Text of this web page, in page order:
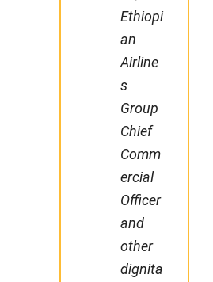
Ethiopi
an
Airline
s
Group
Chief
Comm
ercial
Officer
and
other
dignita